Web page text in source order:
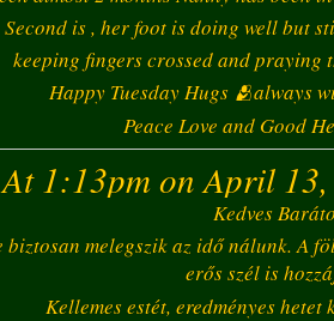
Second is , her foot is doing well but
keeping fingers crossed and praying
Happy Tuesday Hugs 🫂always
Peace Love and Good
At 1:13pm on April
Kedves
biztosan melegszik az idő nálunk. A
erős szél is
Kellemes estét, eredményes